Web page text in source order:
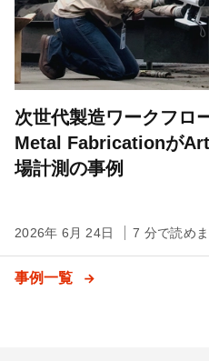
次世代製造ワークフロ
Metal Fabricationが
場計測の事例
2026年 6月 24日 7 分で読め
事例一覧